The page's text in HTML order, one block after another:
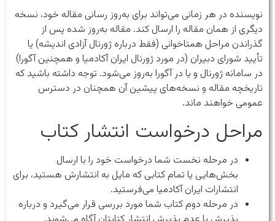
نویسنده در هر زمانی می‌تواند برای به‌روز رسانی مقاله خود، نسخه
دیگری از همان مقاله را ارسال کند. مقاله به‌روز شده پس از
گذراندن مراحل همتاخوانی (فقط درباره ژورنال آزادی اندیشه) یا
تأیید شورای دبیران (در مورد ژورنال ایران آکادمیا و همچنین آگورا)
در سامانه ژورنال و یا در آگورا به‌روز می‌شود. توجه داشته باشید که
تاریخچه مقاله و نسخه‌های پیشین آن همچنان در دسترس
عمومی خواهند ماند.
مراحل درخواست انتشار کتاب
در مرحله نخست شما درخواست خود را با ارسال
بخش‌هایی یا تمام کتابی که مایل به انتشارش هستید، برای
انتشارات ایران آکادمیا می‌فرستید.
در مرحله دوم کتاب شما مورد بررسی قرار می‌گیرد و درباره